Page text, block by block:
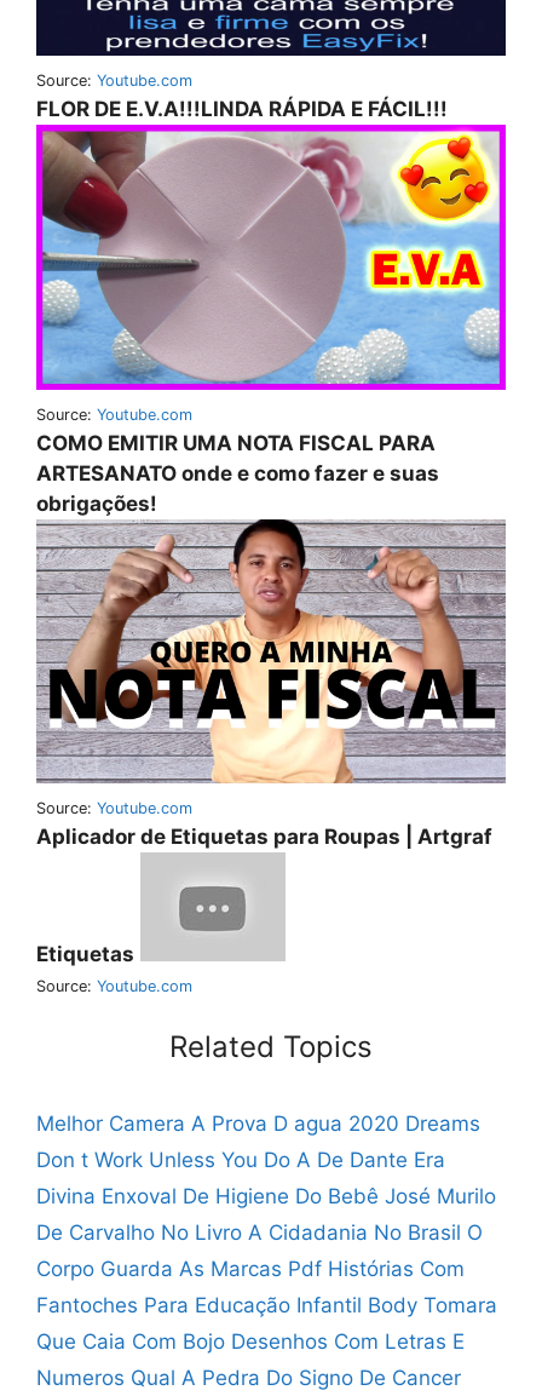
Source: Youtube.com
FLOR DE E.V.A!!!LINDA RÁPIDA E FÁCIL!!!
Source: Youtube.com
COMO EMITIR UMA NOTA FISCAL PARA
ARTESANATO onde e como fazer e suas
obrigações!
Source: Youtube.com
Aplicador de Etiquetas para Roupas | Artgraf
Etiquetas
Source: Youtube.com
Related Topics
Melhor Camera A Prova D agua 2020 Dreams
Don t Work Unless You Do A De Dante Era
Divina Enxoval De Higiene Do Bebê José Murilo
De Carvalho No Livro A Cidadania No Brasil O
Corpo Guarda As Marcas Pdf Histórias Com
Fantoches Para Educação Infantil Body Tomara
Que Caia Com Bojo Desenhos Com Letras E
Numeros Qual A Pedra Do Signo De Cancer